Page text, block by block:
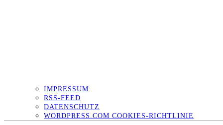
IMPRESSUM
RSS-FEED
DATENSCHUTZ
WORDPRESS.COM COOKIES-RICHTLINIE